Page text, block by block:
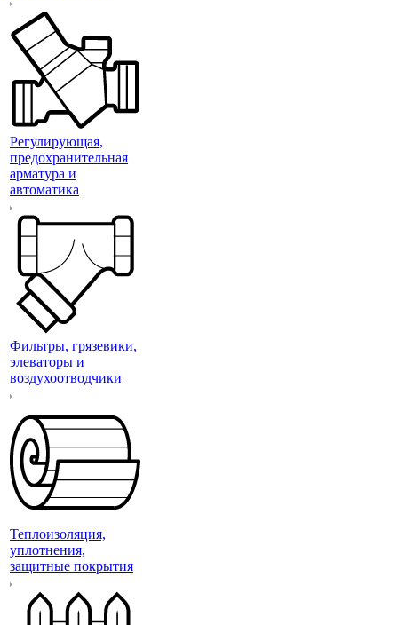
Регулирующая,
предохранительная
арматура и
автоматика
Фильтры, грязевики,
элеваторы и
воздухоотводчики
Теплоизоляция,
уплотнения,
защитные покрытия